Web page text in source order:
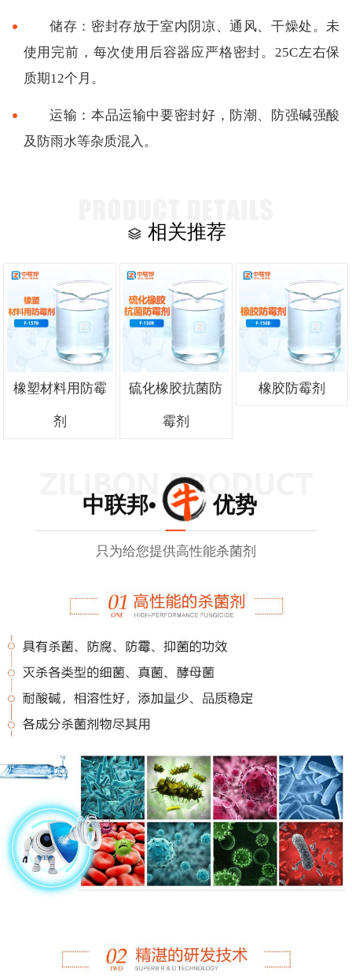
储存：密封存放于室内阴凉、通风、干燥处。未
使用完前，每次使用后容器应严格密封。25C左右保
质期12个月。
运输：本品运输中要密封好，防潮、防强碱强酸
及防雨水等杂质混入。
相关推荐
橡塑材料用防霉
剂
硫化橡胶抗菌防
霉剂
橡胶防霉剂
中联邦• 优势
只为给您提供高性能杀菌剂